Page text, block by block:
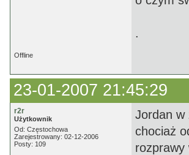
.
Offline
23-01-2007 21:45:29
r2r
Użytkownik
Od: Częstochowa
Zarejestrowany: 02-12-2006
Posty: 109
Jordan w
chociaż
rozprawy